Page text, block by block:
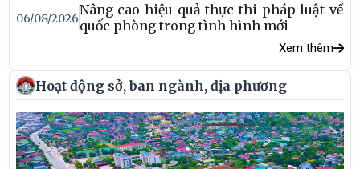
06/08/2026
Nâng cao hiệu quả thực thi pháp luật về
quốc phòng trong tình hình mới
Xem thêm
Hoạt động sở, ban ngành, địa phương